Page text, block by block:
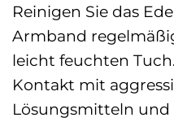
Reinigen Sie das
Armband
leicht feuchten
Kontakt mit
Lösungsmitteln und